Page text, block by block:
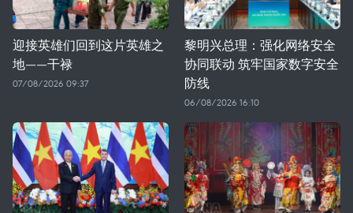
迎接英雄们回到这片英雄之
地——干禄
07/08/2026 09:37
黎明兴总理：强化网络安全
协同联动 筑牢国家数字安全
防线
06/08/2026 16:10